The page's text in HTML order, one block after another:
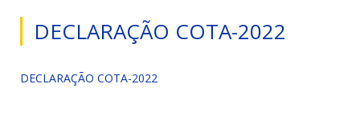
DECLARAÇÃO COTA-2022
DECLARAÇÃO COTA-2022